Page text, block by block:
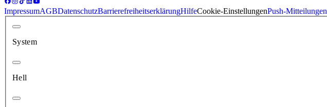
ImpressumAGBDatenschutzBarrierefreiheitserklärungHilfeCookie-EinstellungenPush-Mitteilungen
System
Hell